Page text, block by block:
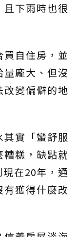
且下雨時也很
自住房，並
龐大、但沒
改變偏僻的地
實「蠻舒服
糟糕，缺點就
在20年，通
獲得什麼改